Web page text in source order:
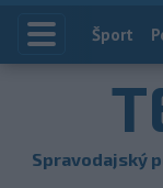
Index
Šport
Spravodajský